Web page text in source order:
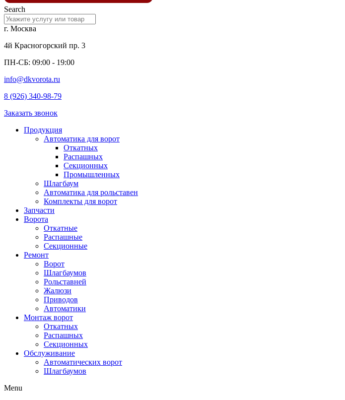
Search
г. Москва
4й Красногорский пр. 3
ПН-СБ: 09:00 - 19:00
info@dkvorota.ru
8 (926) 340-98-79
Заказать звонок
Продукция
Автоматика для ворот
Откатных
Распашных
Секционных
Промышленных
Шлагбаум
Автоматика для рольставен
Комплекты для ворот
Запчасти
Ворота
Откатные
Распашные
Секционные
Ремонт
Ворот
Шлагбаумов
Рольставней
Жалюзи
Приводов
Автоматики
Монтаж ворот
Откатных
Распашных
Секционных
Обслуживание
Автоматических ворот
Шлагбаумов
Menu